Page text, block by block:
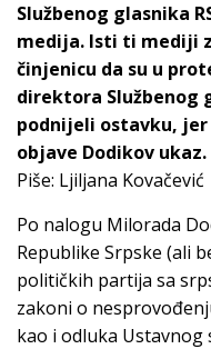
Službenog glasnika
medija. Isti ti mediji
činjenicu da su u
direktora Službenog
podnijeli ostavku,
objave Dodikov ukaz.
Piše: Ljiljana Kovačević
Po nalogu Milorada
Republike Srpske (ali
političkih partija sa
zakoni o
kao i odluka